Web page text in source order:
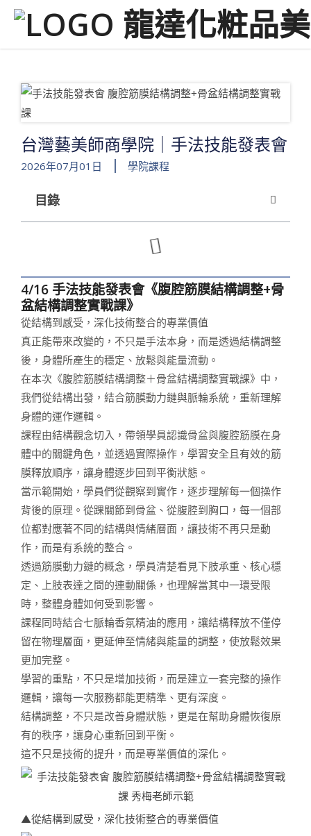
台灣藝美師商學院｜手法技能發表會
2026年07月01日 學院課程
目錄
4/16 手法技能發表會《腹腔筋膜結構調整+骨
盆結構調整實戰課》
從結構到感受，深化技術整合的專業價值
真正能帶來改變的，不只是手法本身，而是透過結構調整
後，身體所產生的穩定、放鬆與能量流動。
在本次《腹腔筋膜結構調整＋骨盆結構調整實戰課》中，
我們從結構出發，結合筋膜動力鏈與脈輪系統，重新理解
身體的運作邏輯。
課程由結構觀念切入，帶領學員認識骨盆與腹腔筋膜在身
體中的關鍵角色，並透過實際操作，學習安全且有效的筋
膜釋放順序，讓身體逐步回到平衡狀態。
當示範開始，學員們從觀察到實作，逐步理解每一個操作
背後的原理。從踝關節到骨盆、從腹腔到胸口，每一個部
位都對應著不同的結構與情緒層面，讓技術不再只是動
作，而是有系統的整合。
透過筋膜動力鏈的概念，學員清楚看見下肢承重、核心穩
定、上肢表達之間的連動關係，也理解當其中一環受限
時，整體身體如何受到影響。
課程同時結合七脈輪香氛精油的應用，讓結構釋放不僅停
留在物理層面，更延伸至情緒與能量的調整，使放鬆效果
更加完整。
學習的重點，不只是增加技術，而是建立一套完整的操作
邏輯，讓每一次服務都能更精準、更有深度。
結構調整，不只是改善身體狀態，更是在幫助身體恢復原
有的秩序，讓身心重新回到平衡。
這不只是技術的提升，而是專業價值的深化。
▲從結構到感受，深化技術整合的專業價值